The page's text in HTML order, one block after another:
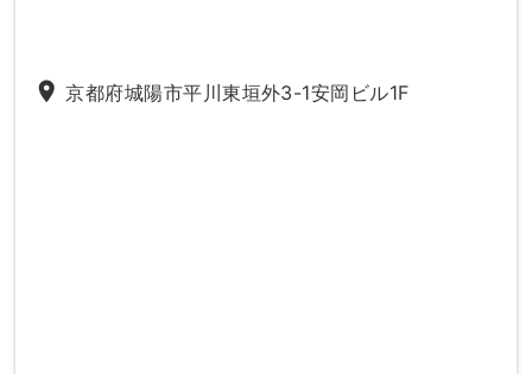
place 京都府城陽市平川東垣外3-1安岡ビル1F